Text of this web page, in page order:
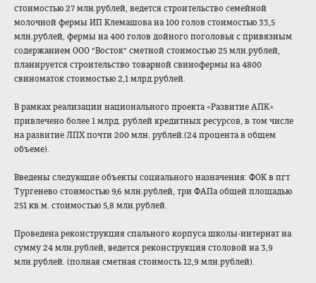
стоимостью 27 млн.рублей, ведется строительство семейной
молочной фермы ИП Клемашова на 100 голов стоимостью 33,5
млн.рублей, фермы на 400 голов дойного поголовья с привязным
содержанием ООО "Восток" сметной стоимостью 25 млн.рублей,
планируется строительство товарной свинофермы на 4800
свиноматок стоимостью 2,1 млрд.рублей.
В рамках реализации национального проекта «Развитие АПК»
привлечено более 1 млрд. рублей кредитных ресурсов, в том числе
на развитие ЛПХ почти 200 млн. рублей.(24 процента в общем
объеме).
Введены следующие объекты социального назначения: ФОК в пгт
Тургенево стоимостью 9,6 млн.рублей, три ФАПа общей площадью
251 кв.м. стоимостью 5,8 млн.рублей.
Проведена реконструкция спального корпуса школы-интернат на
сумму 24 млн.рублей, ведется реконструкция столовой на 3,9
млн.рублей. (полная сметная стоимость 12,9 млн.рублей).